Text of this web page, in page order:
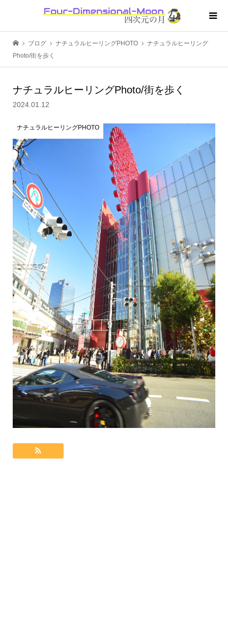
ブログ ナチュラルヒーリングPHOTO
ナチュラルヒーリング
Photo/街を歩く
ナチュラルヒーリングPhoto/街を歩く
2024.01.12
ナチュラルヒーリングPHOTO